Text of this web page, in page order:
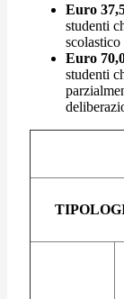
Euro
studenti
scolastico
Euro
studenti